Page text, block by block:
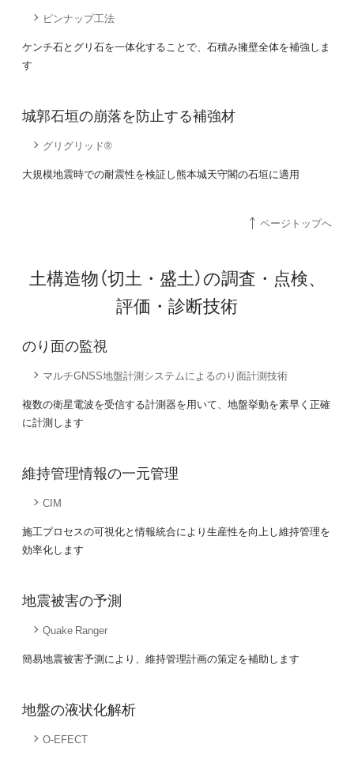
ピンナップ工法
ケンチ石とグリ石を一体化することで、石積み擁壁全体を補強しま
す
城郭石垣の崩落を防止する補強材
グリグリッド®
大規模地震時での耐震性を検証し熊本城天守閣の石垣に適用
ページトップへ
土構造物（切土・盛土）の調査・点検、
評価・診断技術
のり面の監視
マルチGNSS地盤計測システムによるのり面計測技術
複数の衛星電波を受信する計測器を用いて、地盤挙動を素早く正確
に計測します
維持管理情報の一元管理
CIM
施工プロセスの可視化と情報統合により生産性を向上し維持管理を
効率化します
地震被害の予測
Quake Ranger
簡易地震被害予測により、維持管理計画の策定を補助します
地盤の液状化解析
O-EFECT